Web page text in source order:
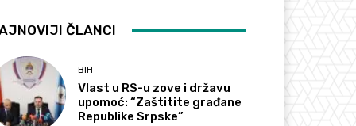
ČLANCI
BIH
Vlast u RS-u zove i državu
upomoć: “Zaštitite građane
Republike Srpske”